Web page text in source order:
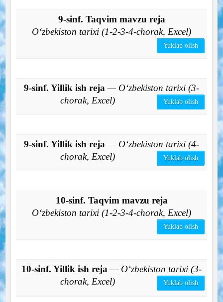
9-sinf. Taqvim mavzu reja
O‘zbekiston tarixi (1-2-3-4-chorak, Excel)
Yuklab olish
9-sinf. Yillik ish reja — O‘zbekiston tarixi (3-
chorak, Excel)
Yuklab olish
9-sinf. Yillik ish reja — O‘zbekiston tarixi (4-
chorak, Excel)
Yuklab olish
10-sinf. Taqvim mavzu reja
O‘zbekiston tarixi (1-2-3-4-chorak, Excel)
Yuklab olish
10-sinf. Yillik ish reja — O‘zbekiston tarixi (3-
chorak, Excel)
Yuklab olish